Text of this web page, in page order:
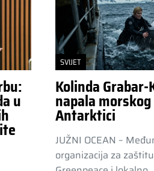
u
SVIJET
Kolinda
napala
Antarktici
JUŽNI OCEAN –
organizacija za